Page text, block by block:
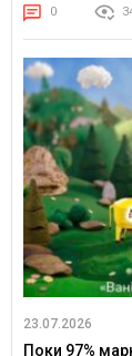
0
23.07.2026
Поки 97%